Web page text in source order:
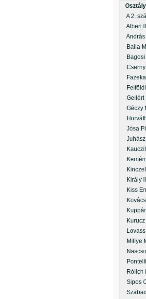
A 2.
Albert
András
Balla
Bagosi
Cserny
Gellért
Géczy
Jósa
Juhász
Kauczil
Király
Kiss
Kurucz
Lovass
Millye
Rólich
Sipos